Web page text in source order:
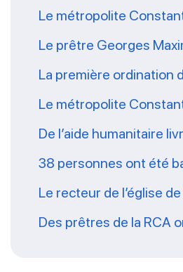
Le métropolite
Le prêtre Georges
La première ordination
Le métropolite
De l’aide humanitaire
38 personnes ont été
Le recteur de l’église
Des prêtres de la RCA